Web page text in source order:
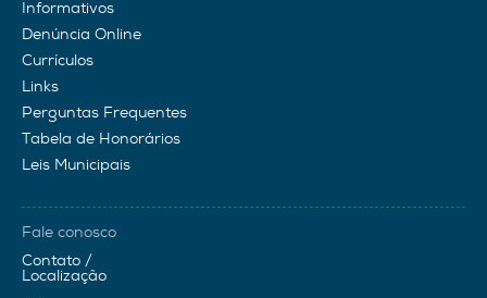
Informativos
Denúncia Online
Currículos
Links
Perguntas Frequentes
Tabela de Honorários
Leis Municipais
Fale conosco
Contato /
Localização